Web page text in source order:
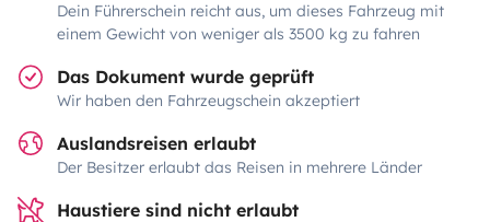
Dein Führerschein reicht aus, um dieses Fahrzeug mit
einem Gewicht von weniger als 3500 kg zu fahren
Das Dokument wurde geprüft
Wir haben den Fahrzeugschein akzeptiert
Auslandsreisen erlaubt
Der Besitzer erlaubt das Reisen in mehrere Länder
Haustiere sind nicht erlaubt